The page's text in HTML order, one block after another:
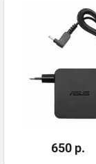
650 р.